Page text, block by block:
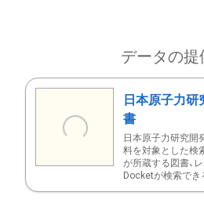
データの提
日本原子力研
書
日本原子力研究開
料を対象とした検
が所蔵する図書、レ
Docketが検索でき